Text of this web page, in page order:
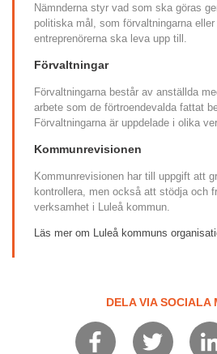
Nämnderna styr vad som ska göras
politiska mål, som förvaltningarna
entreprenörerna ska leva upp till.
Förvaltningar
Förvaltningarna består av anställda
arbete som de förtroendevalda fattat
Förvaltningarna är uppdelade i olika
Kommunrevisionen
Kommunrevisionen har till uppgift att
kontrollera, men också att stödja och
verksamhet i Luleå kommun.
Läs mer om Luleå kommuns
DELA VIA SOCIALA